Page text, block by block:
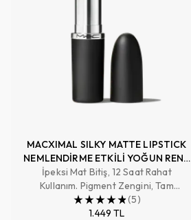
MACXIMAL SILKY MATTE LIPSTICK
NEMLENDİRME ETKİLİ YOĞUN RENK
SAĞLAYAN RUJ
İpeksi Mat Bitiş, 12 Saat Rahat
Kullanım. Pigment Zengini, Tam
Kapatıcılık Sağlayan Renk
(5)
1.449 TL